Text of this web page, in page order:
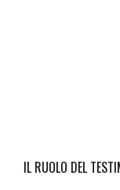
IL RUOLO DEL